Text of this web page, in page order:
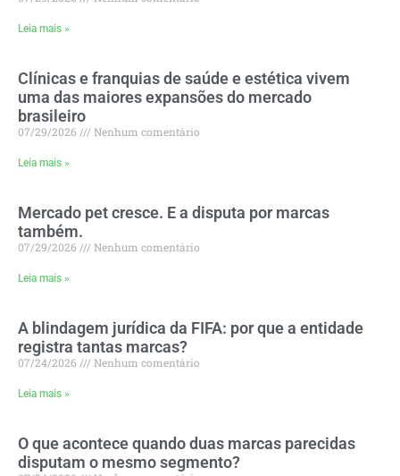
Leia mais »
Clínicas e franquias de saúde e estética vivem
uma das maiores expansões do mercado
brasileiro
07/29/2026 Nenhum comentário
Leia mais »
Mercado pet cresce. E a disputa por marcas
também.
07/29/2026 Nenhum comentário
Leia mais »
A blindagem jurídica da FIFA: por que a entidade
registra tantas marcas?
07/24/2026 Nenhum comentário
Leia mais »
O que acontece quando duas marcas parecidas
disputam o mesmo segmento?